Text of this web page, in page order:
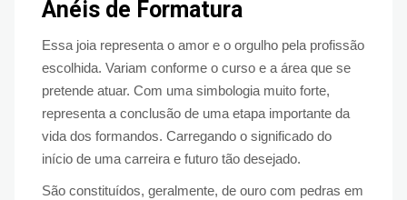
Anéis de Formatura
Essa joia representa o amor e o orgulho pela profissão
escolhida. Variam conforme o curso e a área que se
pretende atuar. Com uma simbologia muito forte,
representa a conclusão de uma etapa importante da
vida dos formandos. Carregando o significado do
início de uma carreira e futuro tão desejado.
São constituídos, geralmente, de ouro com pedras em